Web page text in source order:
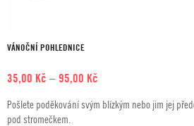
VÁNOČNÍ POHLEDNICE
35,00 Kč –95,00 Kč
35,00 Kč
Pošlete poděkování svým blízkým nebo jim jej
pod stromečkem.